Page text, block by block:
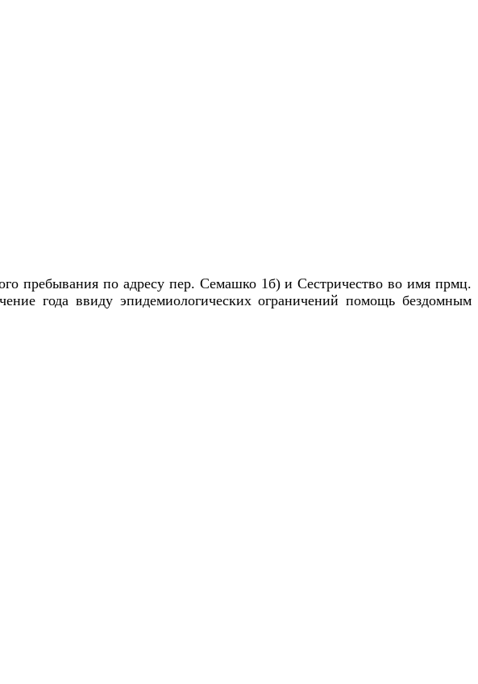
пребывания по адресу пер. Семашко 1б) и Сестричество во имя прмц.
года ввиду эпидемиологических ограничений помощь бездомным